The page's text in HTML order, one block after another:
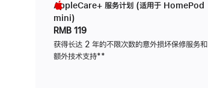
AppleCare+ 服务计划 (适用于 HomePod
mini)
RMB 119
获得长达 2 年的不限次数的意外损坏保修服务和
额外技术支持脚
**